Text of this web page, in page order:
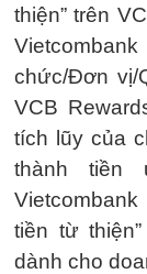
thiện” trên
chức/Đơn vị/
VCB
tích lũy của
thành tiền
tiền từ
dành cho